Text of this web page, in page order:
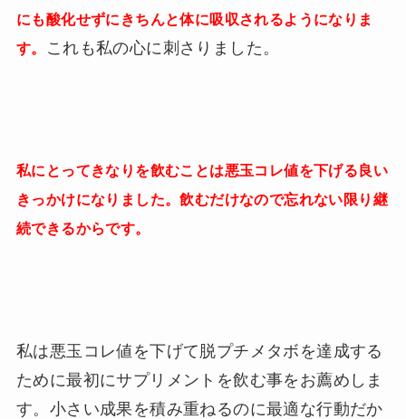
にも酸化せずにきちんと体に吸収されるようになりま
す。
これも私の心に刺さりました。
私にとってきなりを飲むことは悪玉コレ値を下げる良い
きっかけになりました。飲むだけなので忘れない限り継
続できるからです。
私は悪玉コレ値を下げて脱プチメタボを達成する
ために最初にサプリメントを飲む事をお薦めしま
す。小さい成果を積み重ねるのに最適な行動だか